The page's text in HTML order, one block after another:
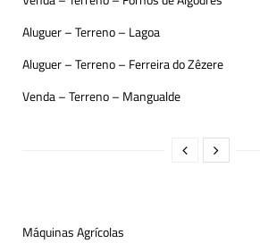
Aluguer – Terreno – Lagoa
Aluguer – Terreno – Ferreira do Zêzere
Venda – Terreno – Mangualde
Máquinas Agrícolas